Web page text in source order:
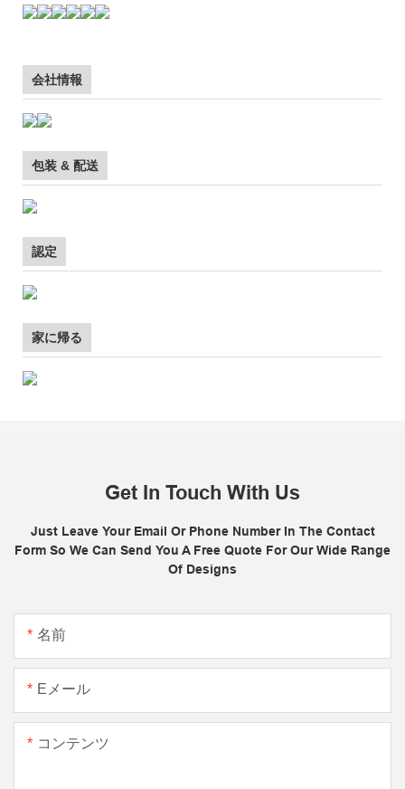
会社情報
包装 & 配送
認定
家に帰る
Get In Touch With Us
Just Leave Your Email Or Phone Number In The Contact
Form So We Can Send You A Free Quote For Our Wide Range
Of Designs
名前
Eメール
コンテンツ